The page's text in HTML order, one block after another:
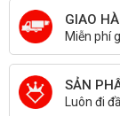
GIAO
Miễn phí
SẢN
Luôn đi